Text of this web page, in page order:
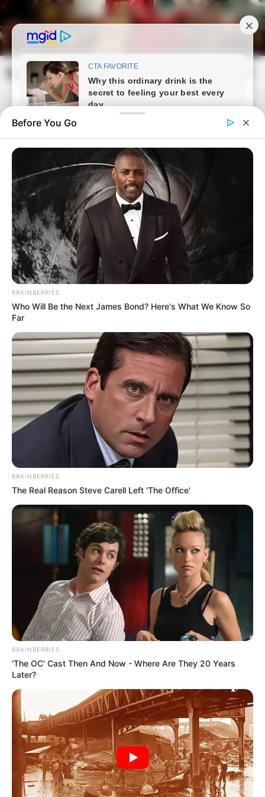
Skip
to
content
frissvilag.com
Posted
in
Friss hírek
Rendkívüli hír jött! Összehívták
a védelmi bizottságot, azonnal
lezárták a határt
bySzerző • March 3, 2026
Before You Go
BRAINBERRIES
Who Will Be the Next James Bond? Here's What We Know So
Far
BRAINBERRIES
The Real Reason Steve Carell Left 'The Office'
BRAINBERRIES
'The OC' Cast Then And Now - Where Are They 20 Years
Later?